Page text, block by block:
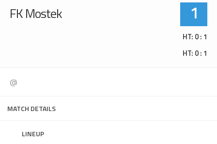
Aktuality
FK Mostek 1
HT: 0 : 1
HT: 0 : 1
@
MATCH DETAILS
LINEUP